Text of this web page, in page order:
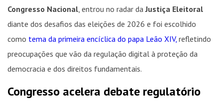
Congresso Nacional, entrou no radar daJustiça Eleitoral
diante dos desafios das eleições de 2026 e foi escolhido
como tema da primeira encíclica do papa Leão XIV, refletindo
preocupações que vão da regulação digital à proteção da
democracia e dos direitos fundamentais.
Congresso acelera debate regulatório